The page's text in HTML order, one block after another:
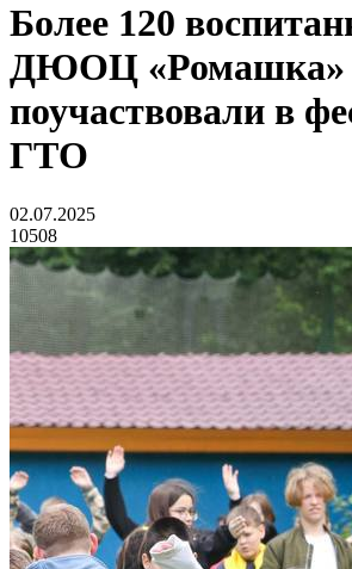
Более 120
ДЮОЦ «Ромашка»
поучаствовали в
ГТО
02.07.2025
10508